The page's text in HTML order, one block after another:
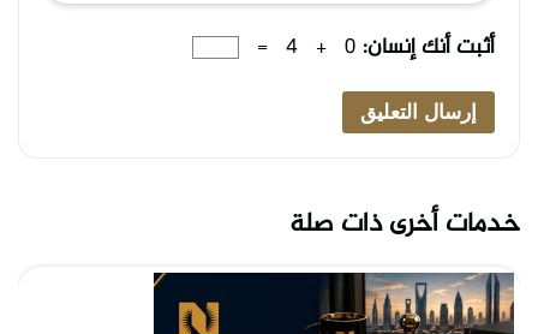
أثبت أنك إنسان: 0 + 4 =
خدمات أخرى ذات صلة